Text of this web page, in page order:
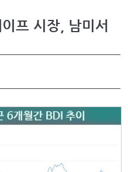
프 시장, 남미서